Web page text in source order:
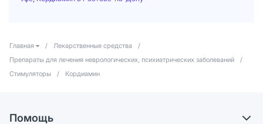
Главная / Лекарственные средства
/
Препараты для лечения неврологических, психиатрических заболеваний
/
Стимуляторы
/ Кордиамин
Помощь